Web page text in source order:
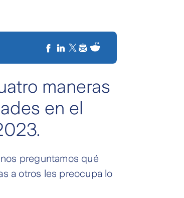
maneras
en el
preguntamos qué
a otros les preocupa lo